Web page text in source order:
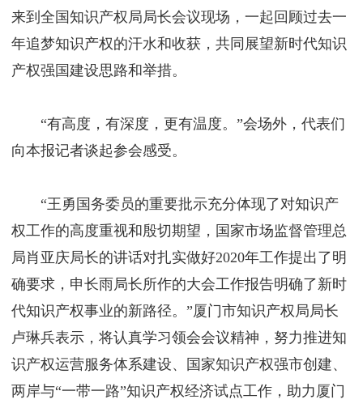
来到全国知识产权局局长会议现场，一起回顾过去一
年追梦知识产权的汗水和收获，共同展望新时代知识
产权强国建设思路和举措。
“有高度，有深度，更有温度。”会场外，代表们
向本报记者谈起参会感受。
“王勇国务委员的重要批示充分体现了对知识产
权工作的高度重视和殷切期望，国家市场监督管理总
局肖亚庆局长的讲话对扎实做好2020年工作提出了明
确要求，申长雨局长所作的大会工作报告明确了新时
代知识产权事业的新路径。”厦门市知识产权局局长
卢琳兵表示，将认真学习领会会议精神，努力推进知
识产权运营服务体系建设、国家知识产权强市创建、
两岸与“一带一路”知识产权经济试点工作，助力厦门